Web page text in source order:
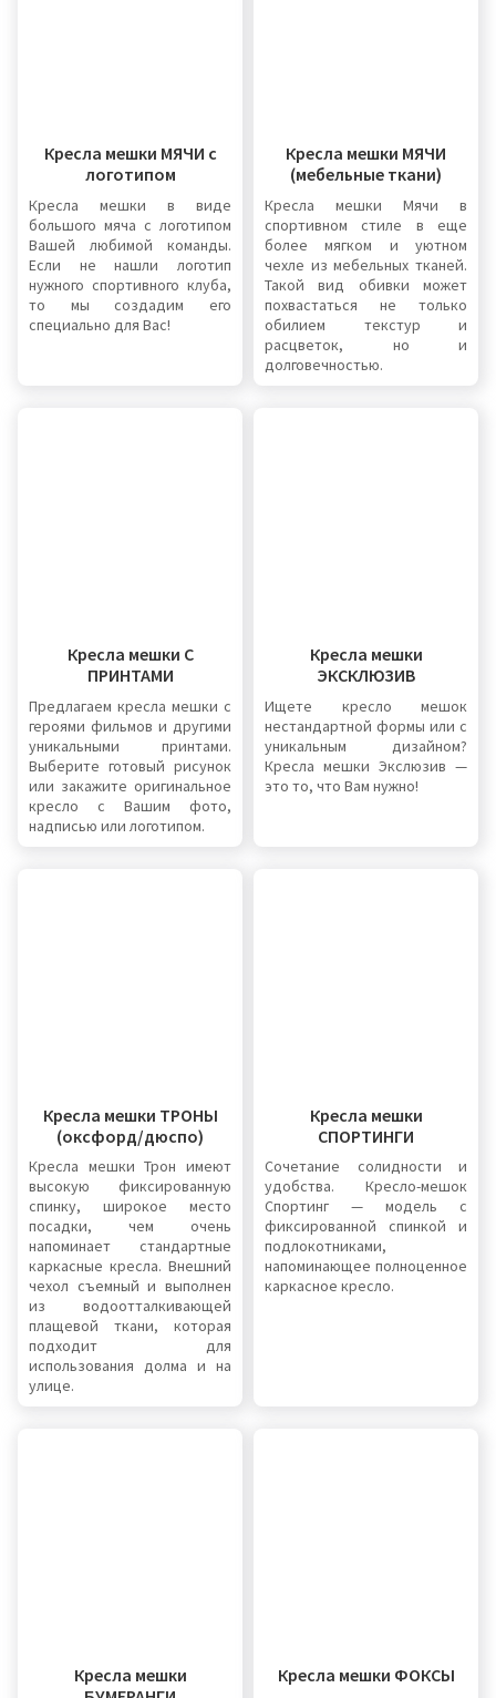
Кресла мешки МЯЧИ с
логотипом
Кресла мешки в виде
большого мяча с логотипом
Вашей любимой команды.
Если не нашли логотип
нужного спортивного клуба,
то мы создадим его
специально для Вас!
Кресла мешки МЯЧИ
(мебельные ткани)
Кресла мешки Мячи в
спортивном стиле в еще
более мягком и уютном
чехле из мебельных тканей.
Такой вид обивки может
похвастаться не только
обилием текстур и
расцветок, но и
долговечностью.
Кресла мешки С
ПРИНТАМИ
Предлагаем кресла мешки с
героями фильмов и другими
уникальными принтами.
Выберите готовый рисунок
или закажите оригинальное
кресло с Вашим фото,
надписью или логотипом.
Кресла мешки
ЭКСКЛЮЗИВ
Ищете кресло мешок
нестандартной формы или с
уникальным дизайном?
Кресла мешки Экслюзив —
это то, что Вам нужно!
Кресла мешки ТРОНЫ
(оксфорд/дюспо)
Кресла мешки Трон имеют
высокую фиксированную
спинку, широкое место
посадки, чем очень
напоминает стандартные
каркасные кресла. Внешний
чехол съемный и выполнен
из водоотталкивающей
плащевой ткани, которая
подходит для
использования долма и на
улице.
Кресла мешки
СПОРТИНГИ
Сочетание солидности и
удобства. Кресло-мешок
Спортинг — модель с
фиксированной спинкой и
подлокотниками,
напоминающее полноценное
каркасное кресло.
Кресла мешки
Кресла мешки ФОКСЫ